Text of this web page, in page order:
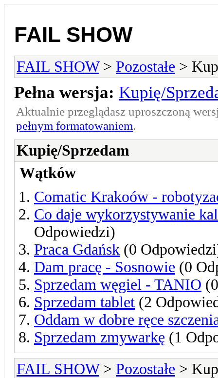
FAIL SHOW
FAIL SHOW> Pozostałe >
Pełna wersja: Kupię/
Aktualnie przeglądasz uproszczoną
pełnym formatowaniem.
Kupię/Sprzedam
Wątków
Comatic Krakoów -
Co daje wykorzystywanie
Odpowiedzi)
Praca Gdańsk (0
Dam pracę - Sosnowie (0
Sprzedam węgiel - TANIO
Sprzedam tablet (2
Oddam w dobre ręce
Sprzedam zmywarkę (1
FAIL SHOW> Pozostałe >